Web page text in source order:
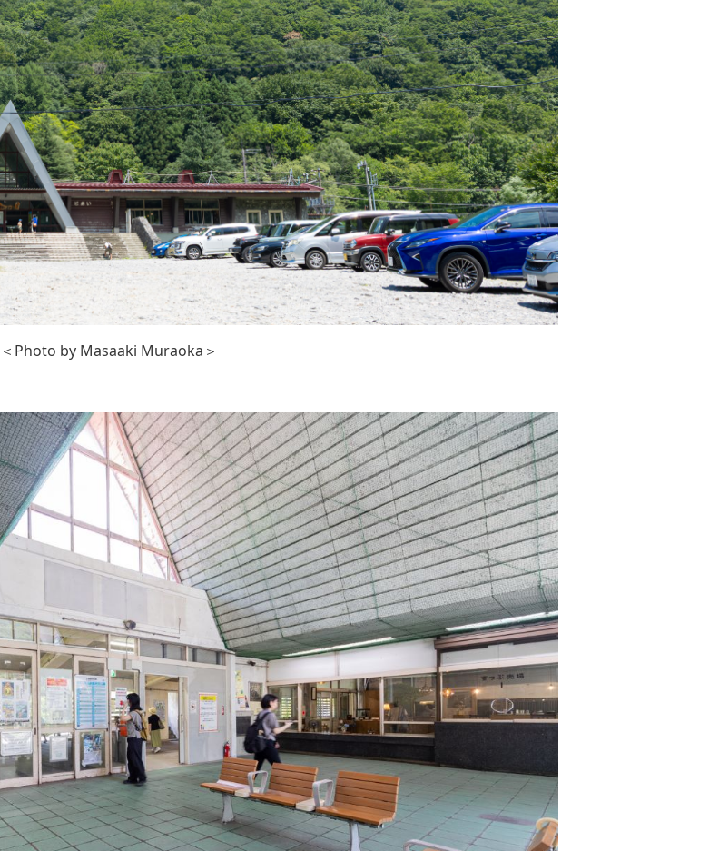
＜Photo by Masaaki Muraoka＞